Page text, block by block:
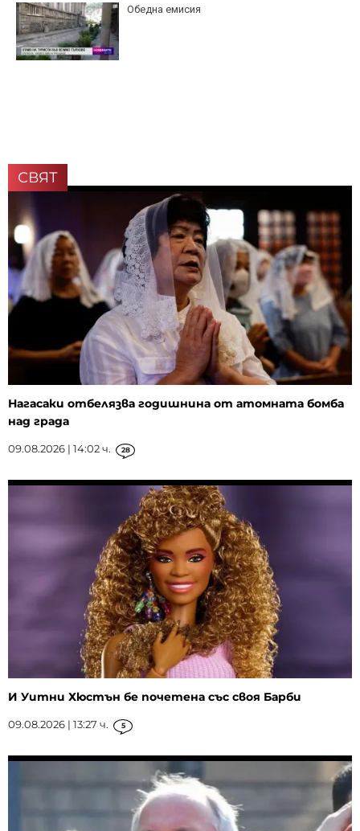
Обедна емисия
СВЯТ
Нагасаки отбелязва годишнина от атомната бомба
над града
09.08.2026 | 14:02 ч. 28
И Уитни Хюстън бе почетена със своя Барби
09.08.2026 | 13:27 ч. 5